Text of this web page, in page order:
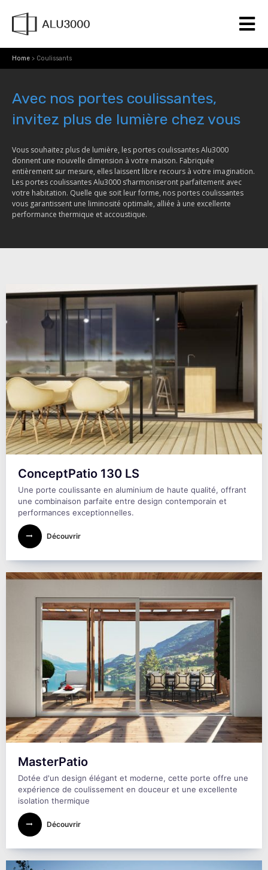
Home > Coulissants
Avec nos portes coulissantes,
invitez plus de lumière chez vous
Vous souhaitez plus de lumière, les portes coulissantes Alu3000
donnent une nouvelle dimension à votre maison. Fabriquée
entièrement sur mesure, elles laissent libre recours à votre imagination.
Les portes coulissantes Alu3000 s’harmoniseront parfaitement avec
votre habitation. Quelle que soit leur forme, nos portes coulissantes
vous garantissent une liminosité optimale, alliée à une excellente
performance thermique et accoustique.
ConceptPatio 130 LS
Une porte coulissante en aluminium de haute qualité, offrant
une combinaison parfaite entre design contemporain et
performances exceptionnelles.
Découvrir
MasterPatio
Dotée d'un design élégant et moderne, cette porte offre une
expérience de coulissement en douceur et une excellente
isolation thermique
Découvrir